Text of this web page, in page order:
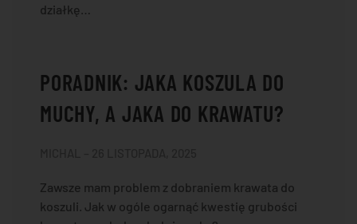
działkę…
PORADNIK: JAKA KOSZULA DO
MUCHY, A JAKA DO KRAWATU?
Zawsze mam problem z dobraniem krawata do
koszuli. Jak w ogóle ogarnąć kwestię grubości